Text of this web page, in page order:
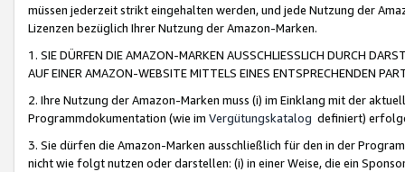
müssen jederzeit strikt eingehalten werden, und jede Nutzung der
Lizenzen bezüglich Ihrer Nutzung der Amazon-Marken.
1. SIE DÜRFEN DIE AMAZON-MARKEN AUSSCHLIESSLICH DURCH
AUF EINER AMAZON-WEBSITE MITTELS EINES ENTSPRECHENDEN
2. Ihre Nutzung der Amazon-Marken muss (i) im Einklang mit der
Programmdokumentation (wie im Vergütungskatalog definiert)
3. Sie dürfen die Amazon-Marken ausschließlich für den in der
nicht wie folgt nutzen oder darstellen: (i) in einer Weise, die ein